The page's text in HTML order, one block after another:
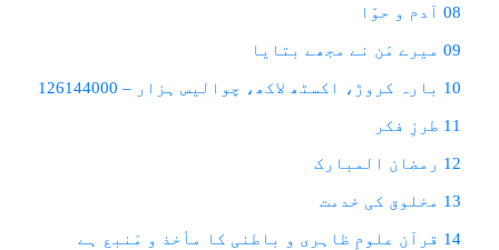
08 آدم و حوّا
09 میرے مَن نے مجھے بتایا
10 بارہ کروڑ، اکسٹھ لاکھ، چوالیس ہزار – 126144000
11 طرزِ فکر
12 رمضان المبارک
13 مخلوق کی خدمت
14 قرآن علومِ ظاہری و باطنی کا مأخذ و مَنبع ہے